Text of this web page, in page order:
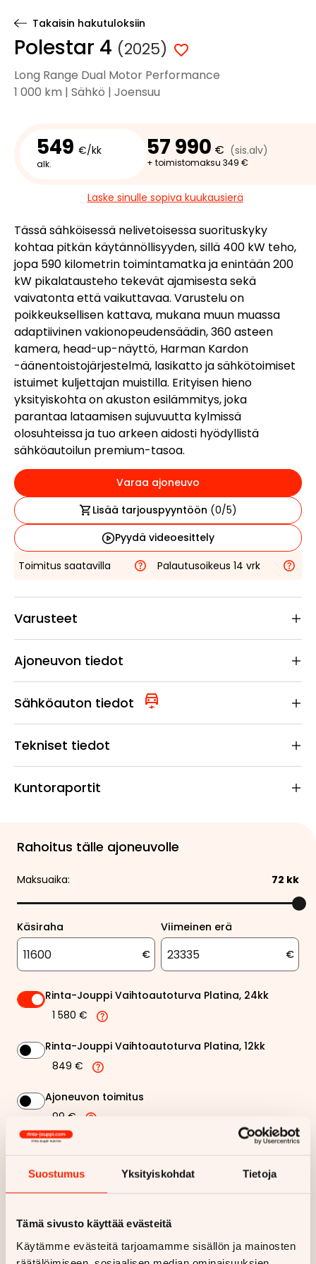
Suostumus Yksityiskohdat Tietoja
Tämä sivusto käyttää evästeitä
Käytämme evästeitä tarjoamamme sisällön ja mainosten
Takaisin hakutuloksiin
Polestar 4 (2025)
Long Range Dual Motor Performance
1 000 km | Sähkö | Joensuu
549 €/kk
alk.
57 990 € (sis.alv)
+ toimistomaksu 349 €
Laske sinulle sopiva kuukausierä
Tässä sähköisessä nelivetoisessa suorituskyky
kohtaa pitkän käytännöllisyyden, sillä 400 kW teho,
jopa 590 kilometrin toimintamatka ja enintään 200
kW pikalatausteho tekevät ajamisesta sekä
vaivatonta että vaikuttavaa. Varustelu on
poikkeuksellisen kattava, mukana muun muassa
adaptiivinen vakionopeudensäädin, 360 asteen
kamera, head-up-näyttö, Harman Kardon
-äänentoistojärjestelmä, lasikatto ja sähkötoimiset
istuimet kuljettajan muistilla. Erityisen hieno
yksityiskohta on akuston esilämmitys, joka
parantaa lataamisen sujuvuutta kylmissä
olosuhteissa ja tuo arkeen aidosti hyödyllistä
sähköautoilun premium-tasoa.
Varaa ajoneuvo
Lisää tarjouspyyntöön (0/5)
Pyydä videoesittely
Toimitus saatavilla
Palautusoikeus 14 vrk
Varusteet
Ajoneuvon tiedot
Sähköauton tiedot
Tekniset tiedot
Kuntoraportit
Rahoitus tälle ajoneuvolle
Maksuaika: 72 kk
Käsiraha
€
Viimeinen erä
€
Rinta-Jouppi Vaihtoautoturva Platina, 24kk
1 580 €
Rinta-Jouppi Vaihtoautoturva Platina, 12kk
849 €
Ajoneuvon toimitus
99 €
99 €
Kuukausierä
Näytähintaerittely